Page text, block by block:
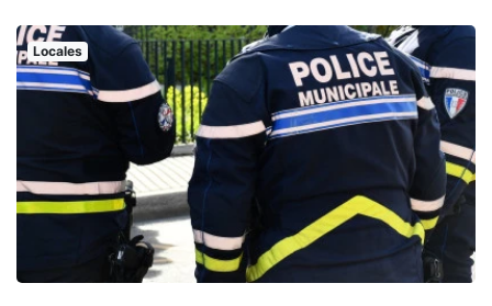
Locales